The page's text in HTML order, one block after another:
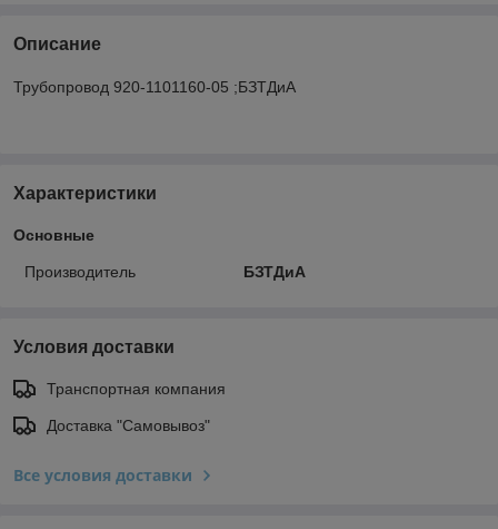
Описание
Трубопровод 920-1101160-05 ;БЗТДиА
Характеристики
Основные
Производитель БЗТДиА
Условия доставки
Транспортная компания
Доставка "Самовывоз"
Все условия доставки